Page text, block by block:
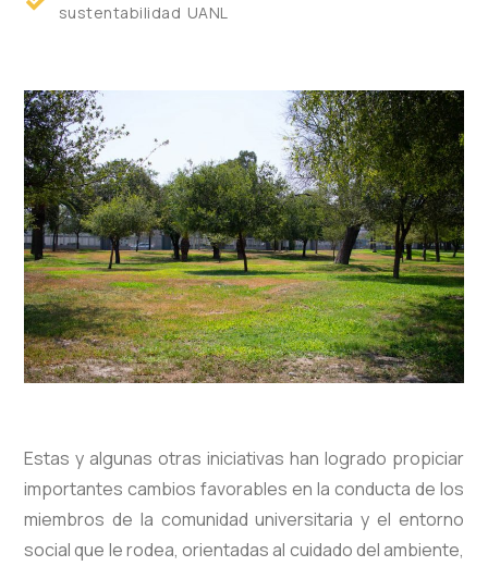
sustentabilidad UANL
Estas y algunas otras iniciativas han logrado propiciar
importantes cambios favorables en la conducta de los
miembros de la comunidad universitaria y el entorno
social que le rodea, orientadas al cuidado del ambiente,